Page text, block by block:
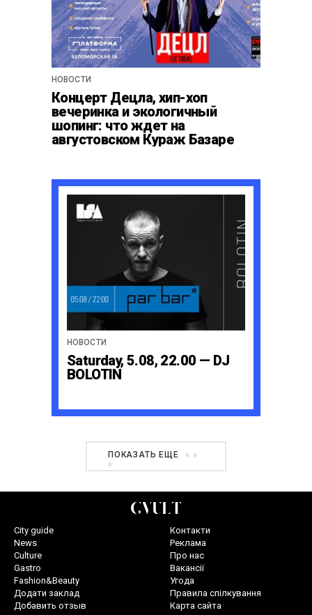
НОВОСТИ
Концерт Децла, хип-хоп
вечеринка и экологичный
шопинг: что ждет на
августовском Кураж Базаре
НОВОСТИ
Saturday, 5.08, 22.00 — DJ
BOLOTIN
ПОКАЗАТЬ ЕЩЕ
City guide
News
Culture
Gastro
Fashion&Beauty
Додати заклад
Добавить отзыв
Контакти
Реклама
Про нас
Вакансії
Угода
Правила спілкування
Карта сайта